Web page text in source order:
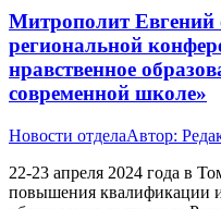
Митрополит Евгений
региональной
нравственное
современной школе»
Новости отделаАвтор:
22-23 апреля 2024 года в
повышения квалификации